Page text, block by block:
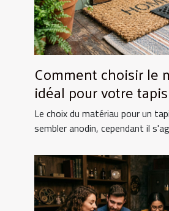
Comment choisir le
idéal pour votre
Le choix du matériau pour un
sembler anodin, cependant il